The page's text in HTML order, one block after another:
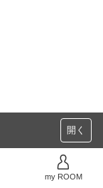
開く
my ROOM